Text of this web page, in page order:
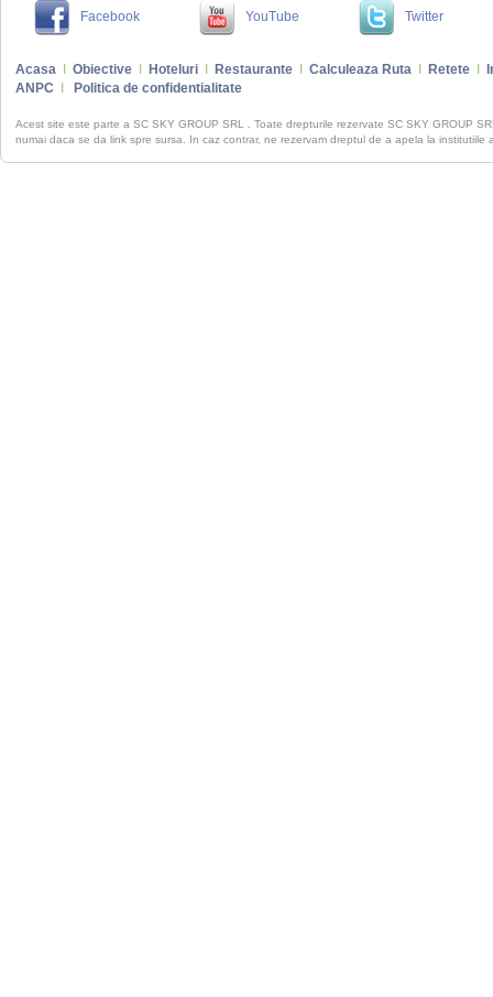
Facebook YouTube Twitter
Acasa Obiective Hoteluri Restaurante Calculeaza Ruta Retete
ANPC
Politica de confidentialitate
Acest site este parte a SC SKY GROUP SRL . Toate drepturile rezervate SC SKY GROUP
numai daca se da link spre sursa. In caz contrar, ne rezervam dreptul de a apela la institutiile